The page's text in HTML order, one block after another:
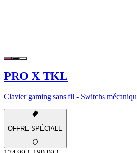
PRO X TKL
Clavier gaming sans fil - Switchs
OFFRE SPÉCIALE